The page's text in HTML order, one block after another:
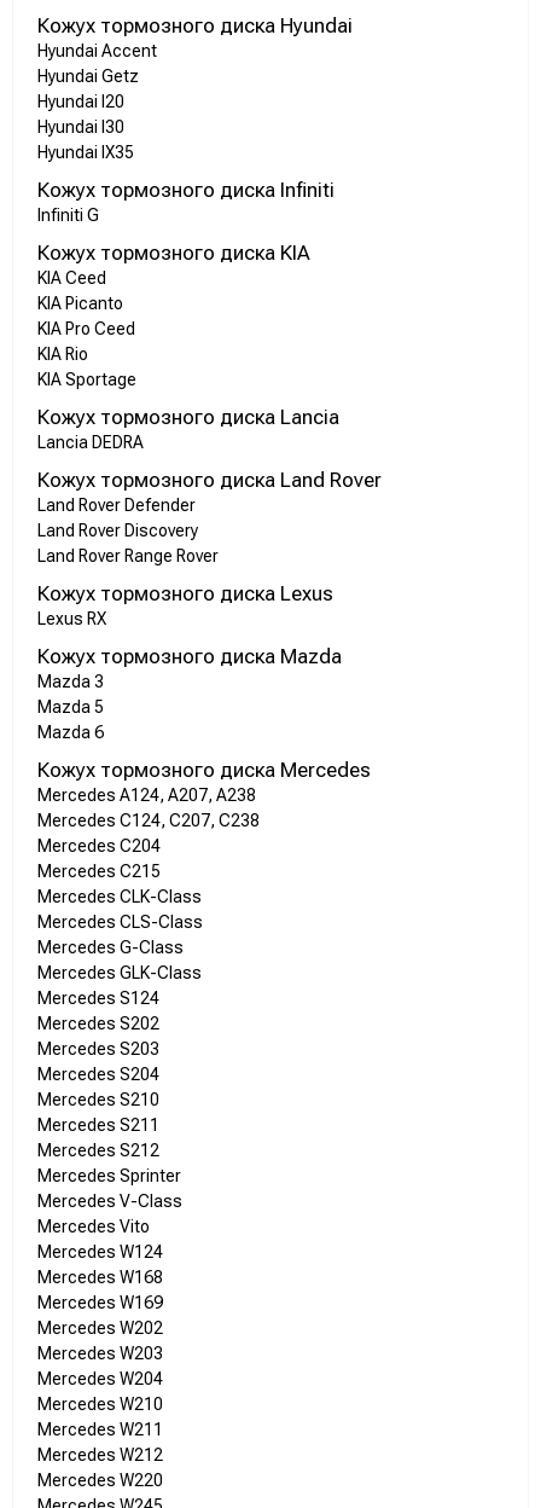
Кожух тормозного диска Hyundai
Hyundai Accent
Hyundai Getz
Hyundai I20
Hyundai I30
Hyundai IX35
Кожух тормозного диска Infiniti
Infiniti G
Кожух тормозного диска KIA
KIA Ceed
KIA Picanto
KIA Pro Ceed
KIA Rio
KIA Sportage
Кожух тормозного диска Lancia
Lancia DEDRA
Кожух тормозного диска Land Rover
Land Rover Defender
Land Rover Discovery
Land Rover Range Rover
Кожух тормозного диска Lexus
Lexus RX
Кожух тормозного диска Mazda
Mazda 3
Mazda 5
Mazda 6
Кожух тормозного диска Mercedes
Mercedes A124, A207, A238
Mercedes C124, C207, C238
Mercedes C204
Mercedes C215
Mercedes CLK-Class
Mercedes CLS-Class
Mercedes G-Class
Mercedes GLK-Class
Mercedes S124
Mercedes S202
Mercedes S203
Mercedes S204
Mercedes S210
Mercedes S211
Mercedes S212
Mercedes Sprinter
Mercedes V-Class
Mercedes Vito
Mercedes W124
Mercedes W168
Mercedes W169
Mercedes W202
Mercedes W203
Mercedes W204
Mercedes W210
Mercedes W211
Mercedes W212
Mercedes W220